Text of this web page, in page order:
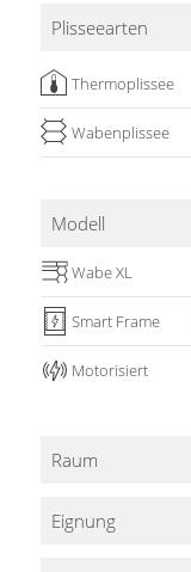
Plisseearten
Thermoplissee
Wabenplissee
Modell
Wabe XL
Smart Frame
Motorisiert
Raum
Eignung